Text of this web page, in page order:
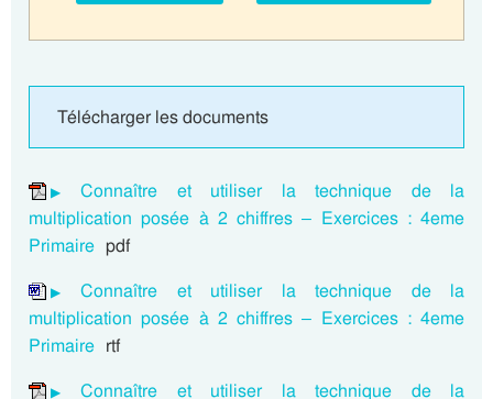
Télécharger les documents
Connaître et utiliser la technique de la
multiplication posée à 2 chiffres – Exercices : 4eme
Primaire pdf
Connaître et utiliser la technique de la
multiplication posée à 2 chiffres – Exercices : 4eme
Primaire rtf
Connaître et utiliser la technique de la